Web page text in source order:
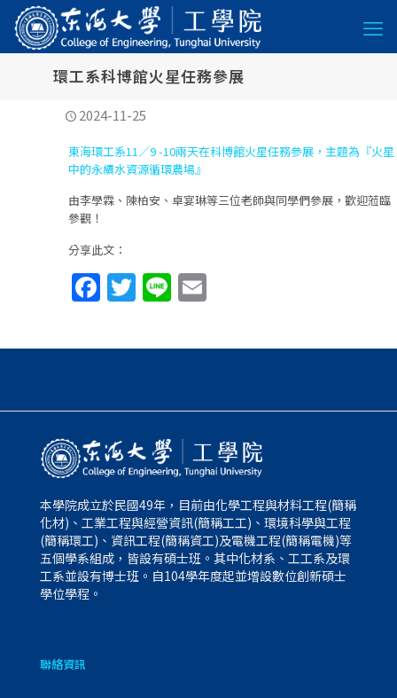
環工系科博館火星任務參展
2024-11-25
東海環工系11／9 -10兩天在科博館火星任務參展，主題為『火星
中的永續水資源循環農場』
由李學霖、陳柏安、卓宴琳等三位老師與同學們參展，歡迎蒞臨
參觀！
分享此文：
Facebook
Twitter
LineEmail
本學院成立於民國49年，目前由化學工程與材料工程(簡稱
化材)、工業工程與經營資訊(簡稱工工)、環境科學與工程
(簡稱環工)、資訊工程(簡稱資工)及電機工程(簡稱電機)等
五個學系組成，皆設有碩士班。其中化材系、工工系及環
工系並設有博士班。自104學年度起並增設數位創新碩士
學位學程。
聯絡資訊